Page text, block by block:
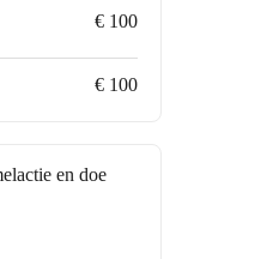
€ 100
€ 100
en doe